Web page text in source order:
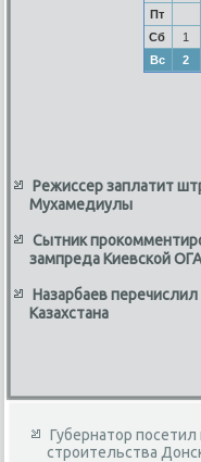
Пт
Сб
1
Вс
2
Режиссер заплатит
Мухамедиулы
Сытник
зампреда Киевской
Назарбаев
Казахстана
Губернатор
строительства